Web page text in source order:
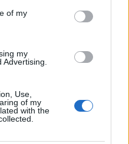
of my
my
Use,
of my
with the
Συντακτική
Ομάδα